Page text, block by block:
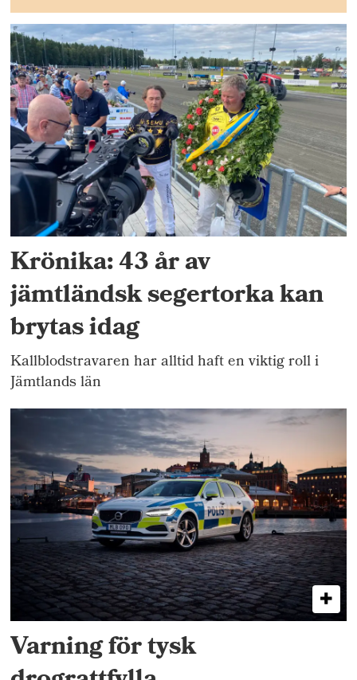
Krönika: 43 år av
jämtländsk segertorka kan
brytas idag
Kallblodstravaren har alltid haft en viktig roll i
Jämtlands län
Varning för tysk